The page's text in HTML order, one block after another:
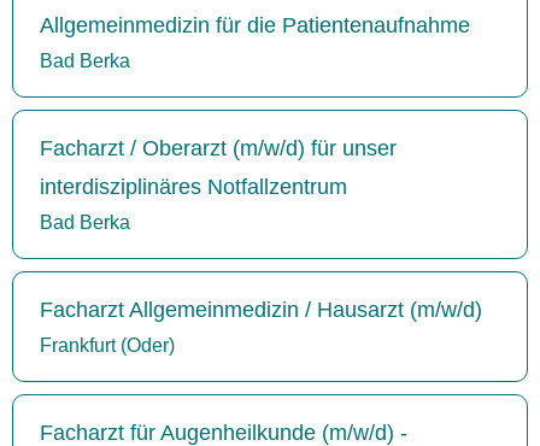
Allgemeinmedizin für die Patientenaufnahme
Bad Berka
Facharzt / Oberarzt (m/w/d) für unser
interdisziplinäres Notfallzentrum
Bad Berka
Facharzt Allgemeinmedizin / Hausarzt (m/w/d)
Frankfurt (Oder)
Facharzt für Augenheilkunde (m/w/d) -